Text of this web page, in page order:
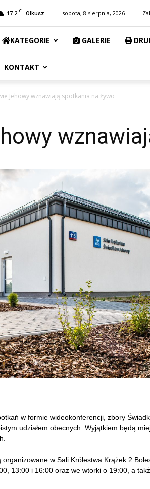
17.2 C Olkusz sobota, 8 sierpnia, 2026
KATEGORIE GALERIE
KONTAKT
Jehowy wznawiają spotkania na żywo
w formie wideokonferencji, zbory
udziałem obecnych. Wyjątkiem będą
w Sali Królestwa Krążek 2
13:00 i 16:00 oraz we wtorki o 19:00, a